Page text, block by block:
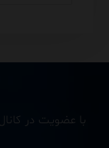
با عضویت در کانال